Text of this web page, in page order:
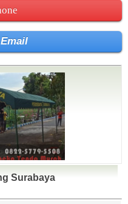
Surabaya